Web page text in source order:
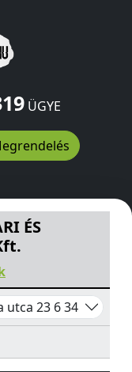
ÜGYE
Kft.Attila utca 23 6
ÉS
utca 23 6 34